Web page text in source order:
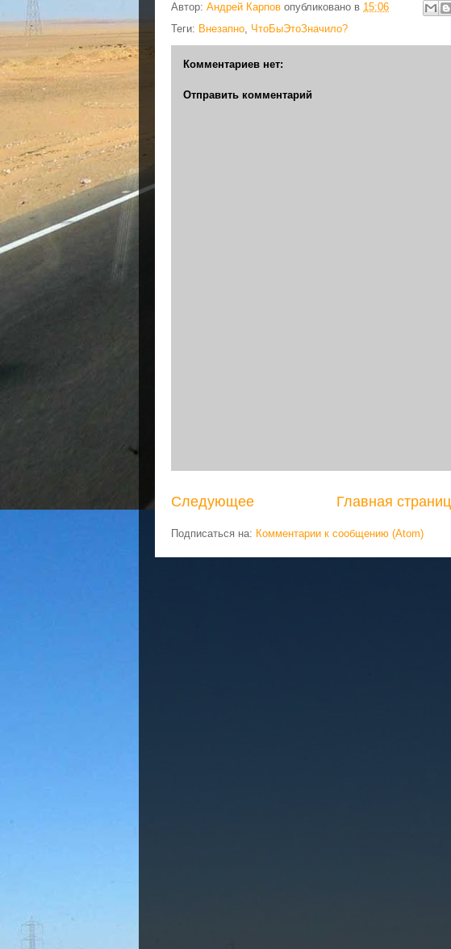
Автор: Андрей Карпов опубликовано в 15:06
Теги: Внезапно, ЧтоБыЭтоЗначило?
Комментариев нет:
Отправить комментарий
Следующее Главная
Подписаться на: Комментарии к сообщению (Atom)